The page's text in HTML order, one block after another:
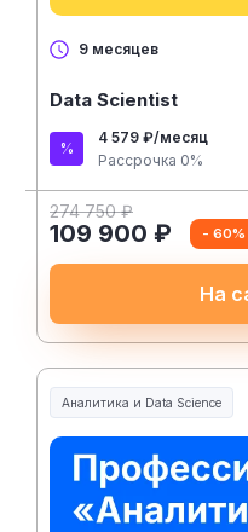
9 месяцев
Data Scientist
4 579 ₽/месяц
Рассрочка 0%
274 750 ₽
109 900 ₽ - 60%
На
Аналитика и Data Science